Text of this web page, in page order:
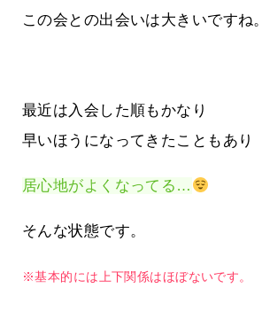
この会との出会いは大きいですね。
最近は入会した順もかなり
早いほうになってきたこともあり
居心地がよくなってる…
そんな状態です。
※基本的には上下関係はほぼないです。